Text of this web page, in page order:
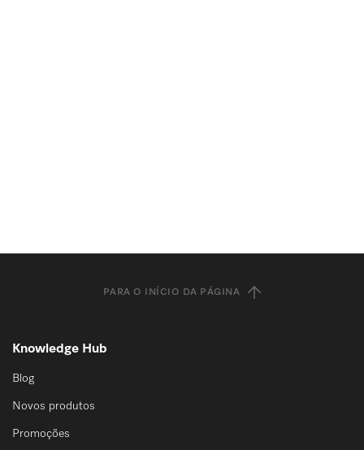
PARA O INÍCIO DA PÁGINA
Knowledge Hub
Blog
Novos produtos
Promoções